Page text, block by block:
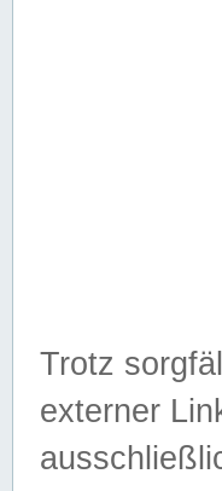
Trotz
externer